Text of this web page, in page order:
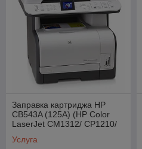
Заправка картриджа HP
CB543A (125A) (HP Color
LaserJet CM1312/ CP1210/
CP1518)
Услуга